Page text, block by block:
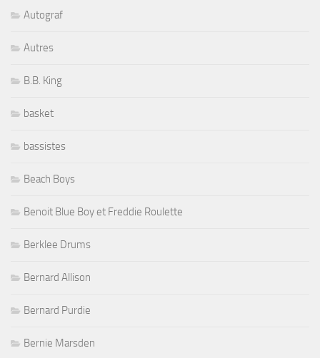
Autograf
Autres
B.B. King
basket
bassistes
Beach Boys
Benoit Blue Boy et Freddie Roulette
Berklee Drums
Bernard Allison
Bernard Purdie
Bernie Marsden